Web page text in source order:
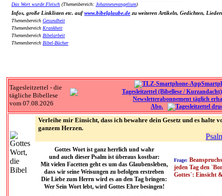
Das Wort wurde Fleisch (Themenbereich: Johannesevangelium)
Infos, große Linklisten etc. aufwww.bibelglaube.de zu weiteren Artikeln, Gedichten,
Themenbereich Gesundheit
Themenbereich Krankheit
Themenbereich Bibelarbeit
Themenbereich Bibel-Bücher
Tagesleitzettel - die
tägliche Bibellese
vom 07.08.2026
Abo.
Verleihe mir Einsicht, dass ich bewahre dein Gesetz und es halte
ganzem Herzen.
Gottes Wort ist ganz herrlich und wahr
und auch dieser Psalm ist überaus kostbar:
Mit vielen Facetten geht es um das Glaubensleben,
dass wir seine Weisungen zu befolgen erstreben
Die Liebe zum Herrn wird es an den Tag bringen:
Wer Sein Wort lebt, wird Gottes Ehre besingen!
Frage:
jeden Tag den
Gottes`: Einsicht